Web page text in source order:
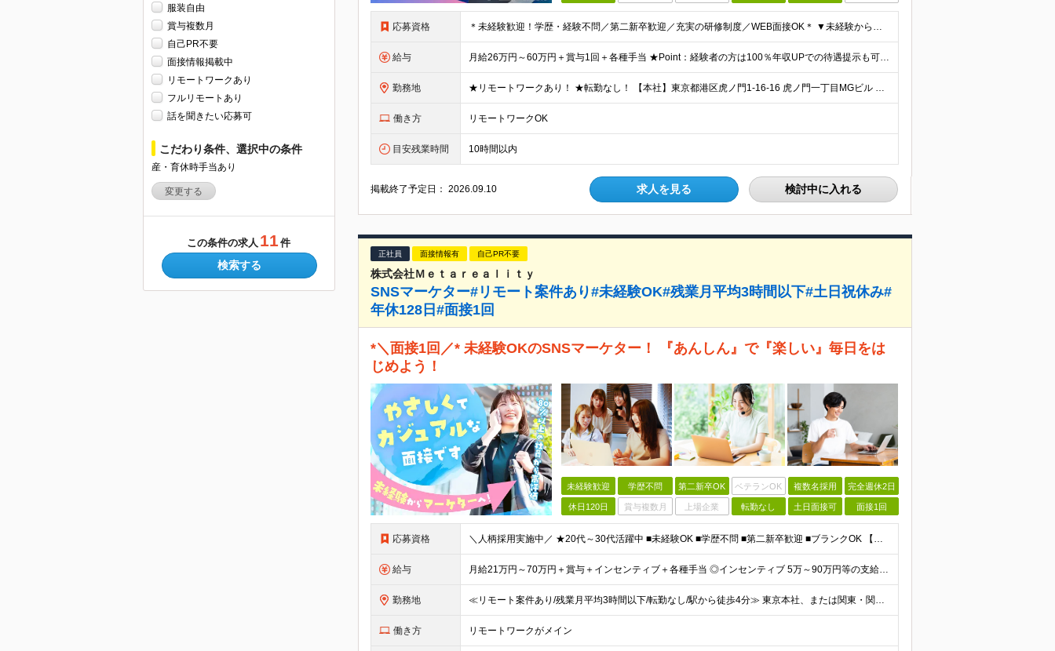
服装自由
賞与複数月
自己PR不要
面接情報掲載中
リモートワークあり
フルリモートあり
話を聞きたい応募可
こだわり条件、選択中の条件
産・育休時手当あり
変更する
この条件の求人 11 件
検索する
応募資格 ＊未経験歓迎！学歴・経験不問／第二新卒歓迎／充実の研修制度／WEB面接OK＊ ▼未経験から事務デビューを応援！▼ PCの基本操作やビジネスマナーから学べる研修をご用意しています！ 面接では、あなた
給与 月給26万円～60万円＋賞与1回＋各種手当 ★Point：経験者の方は100％年収UPでの待遇提示も可能！ ※試用期間6カ月 ※期間中は月給20万円以上～スタート ※期間中は契約社員
勤務地 ★リモートワークあり！ ★転勤なし！ 【本社】東京都港区虎ノ門1-16-16 虎ノ門一丁目MGビル ∟虎ノ門駅から徒歩3分のピカピカのオフィス ※その他、1都3県を中心としたプロジェクト先 ※親会
働き方 リモートワークOK
目安残業時間 10時間以内
掲載終了予定日：2026.09.10 求人を見る 検討中に入れる
正社員 面接情報有 自己PR不要
株式会社Ｍｅｔａｒｅａｌｉｔｙ
SNSマーケター#リモート案件あり#未経験OK#残業月平均3時間以下#土日祝休み#
年休128日#面接1回
*＼面接1回／* 未経験OKのSNSマーケター！ 『あんしん』で『楽しい』毎日をは
じめよう！
未経験歓迎 学歴不問 第二新卒OK ベテランOK 複数名採用 完全週休2日
休日120日 賞与複数月 上場企業 転勤なし 土日面接可 面接1回
応募資格 ＼人柄採用実施中／ ★20代～30代活躍中 ■未経験OK ■学歴不問 ■第二新卒歓迎 ■ブランクOK 【こんな方、ぴったりです！】 □ コミュニケーションを大切にできる方 →チーム連携やクライアント
給与 月給21万円～70万円＋賞与＋インセンティブ＋各種手当 ◎インセンティブ 5万～90万円等の支給実績あり！ 貴方の頑張りをしっかり評価します。 【各種手当】 ■賞与年1回 ■昇給年1回（初年度は2
勤務地 ≪リモート案件あり/残業月平均3時間以下/転勤なし/駅から徒歩4分≫ 東京本社、または関東・関西のプロジェクト先 【本社】 東京都豊島区東池袋一丁目17番11号 パークハイツ池袋1105号 【大阪
働き方 リモートワークがメイン